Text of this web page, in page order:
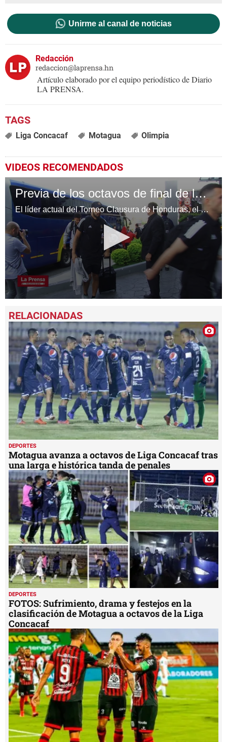
Unirme al canal de noticias
Redacción
redaccion@laprensa.hn
Artículo elaborado por el equipo periodístico de Diario
LA PRENSA.
Liga Concacaf Motagua Olimpia
VIDEOS RECOMENDADOS
Previa de los octavos de final de la Concacaf Liga de Campeones
El líder actual del Torneo Clausura de Honduras, el FC Motagua tendrá una dura prueba el martes cuando reciba al Atlanta United de la MLS en el partido de ida de los octavos de final de la Liga de Campeones Concacaf Scotiabank en el Estadio Olímpico de San Pedro Sula.
seconds
of
6
minutes,
seconds
DEPORTES
Motagua avanza a octavos de Liga Concacaf tras
una larga e histórica tanda de penales
DEPORTES
FOTOS: Sufrimiento, drama y festejos en la
clasificación de Motagua a octavos de la Liga
Concacaf